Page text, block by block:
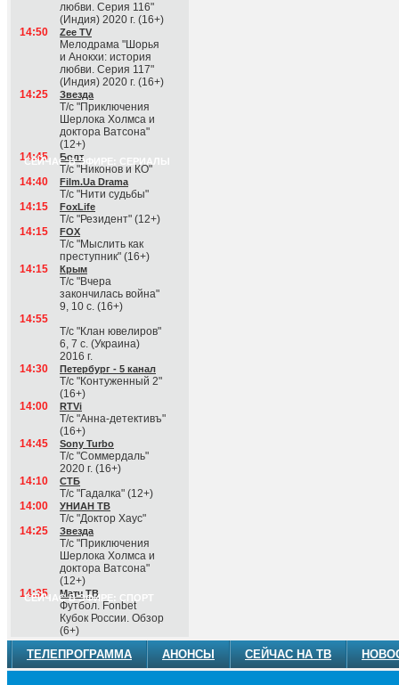
любви. Серия 116"
(Индия) 2020 г. (16+)
14:50
Zee TV
Мелодрама "Шорья
и Анокхи: история
любви. Серия 117"
(Индия) 2020 г. (16+)
14:25
Звезда
Т/с "Приключения
Шерлока Холмса и
доктора Ватсона"
(12+)
СЕЙЧАС В ЭФИРЕ: СЕРИАЛЫ
14:45 Болт
Т/с "Никонов и КО"
14:40
Film.Ua Drama
Т/с "Нити судьбы"
14:15
FoxLife
Т/с "Резидент" (12+)
14:15
FOX
Т/с "Мыслить как
преступник" (16+)
14:15
Крым
Т/с "Вчера
закончилась война"
9, 10 с. (16+)
14:55
Т/с "Клан ювелиров"
6, 7 с. (Украина)
2016 г.
14:30
Петербург - 5 канал
Т/с "Контуженный 2"
(16+)
14:00
RTVi
Т/с "Анна-детективъ"
(16+)
14:45
Sony Turbo
Т/с "Соммердаль"
2020 г. (16+)
14:10
СТБ
Т/с "Гадалка" (12+)
14:00
УНИАН ТВ
Т/с "Доктор Хаус"
14:25
Звезда
Т/с "Приключения
Шерлока Холмса и
доктора Ватсона"
(12+)
СЕЙЧАС В ЭФИРЕ: СПОРТ
14:35 Матч ТВ
Футбол. Fonbet
Кубок России. Обзор
(6+)
ТЕЛЕПРОГРАММА АНОНСЫ СЕЙЧАС НА ТВ